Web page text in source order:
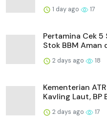
1 day ago 17
Pertamina Cek 5
Stok BBM Aman
2 days ago 18
Kementerian
Kavling Laut, BP
2 days ago 17